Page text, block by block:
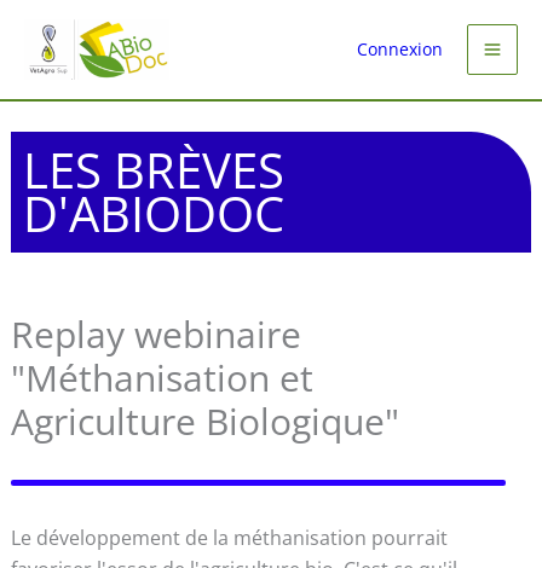
contenu
Connexion
LES BRÈVES
D'ABIODOC
Replay webinaire
"Méthanisation et
Agriculture Biologique"
Le développement de la méthanisation pourrait